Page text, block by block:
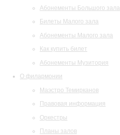
Абонементы Большого зала
Билеты Малого зала
Абонементы Малого зала
Как купить билет
Абонементы Музитория
О филармонии
Маэстро Темирканов
Правовая информация
Оркестры
Планы залов